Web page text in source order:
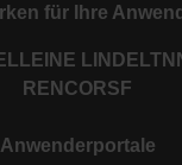
für Ihre
LEINE LINDE LTN
RENCORSF
Anwenderportale